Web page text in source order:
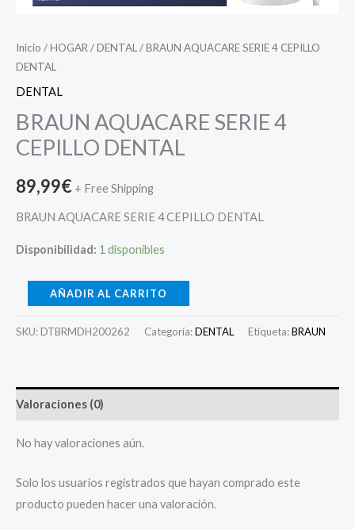
Inicio /HOGAR /DENTAL / BRAUN AQUACARE SERIE 4 CEPILLO
DENTAL
DENTAL
BRAUN AQUACARE SERIE 4
CEPILLO DENTAL
89,99€ + Free Shipping
BRAUN AQUACARE SERIE 4 CEPILLO DENTAL
Disponibilidad: 1 disponibles
AÑADIR AL CARRITO
SKU: DTBRMDH200262 Categoría:DENTAL Etiqueta:BRAUN
Valoraciones (0)
No hay valoraciones aún.
Solo los usuarios registrados que hayan comprado este
producto pueden hacer una valoración.